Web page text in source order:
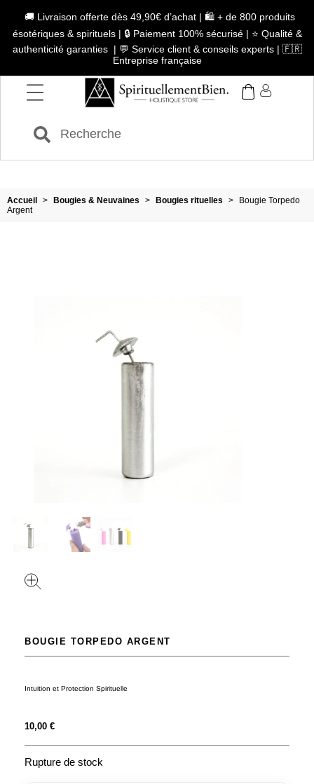
🚚 Livraison offerte dès 49,90€ d’achat | 🛍️ + de 800 produits
ésotériques & spirituels | 🔒 Paiement 100% sécurisé | ⭐ Qualité &
authenticité garanties | 💬 Service client & conseils experts | 🇫🇷
Entreprise française
Accueil > Bougies & Neuvaines > Bougies rituelles >
Bougie Torpedo
Argent
BOUGIE TORPEDO ARGENT
Intuition et Protection Spirituelle
10,00 €
Rupture de stock